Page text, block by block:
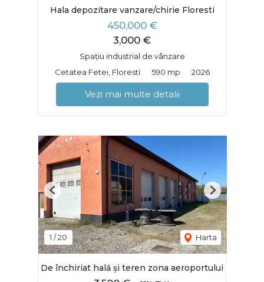
Hala depozitare vanzare/chirie Floresti
450,000 €
3,000 €
Spațiu industrial de vânzare
Cetatea Fetei, Floresti
590 mp 2026
Vezi mai multe detalii
1 /20 Harta
Previous Next
De închiriat hală și teren zona aeroportului